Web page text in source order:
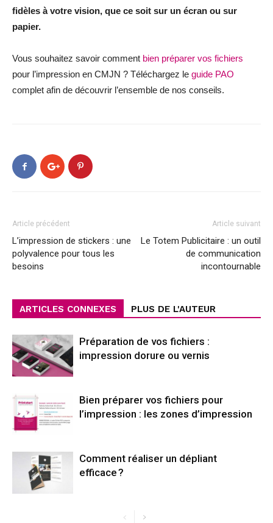
fidèles à votre vision, que ce soit sur un écran ou sur
papier.
Vous souhaitez savoir comment bien préparer vos fichiers
pour l’impression en CMJN ? Téléchargez le guide PAO
complet afin de découvrir l’ensemble de nos conseils.
Article précédent
L’impression de stickers : une
polyvalence pour tous les
besoins
Article suivant
Le Totem Publicitaire : un outil
de communication
incontournable
ARTICLES CONNEXES PLUS DE L'AUTEUR
Préparation de vos fichiers :
impression dorure ou vernis
Bien préparer vos fichiers pour
l’impression : les zones d’impression
Comment réaliser un dépliant
efficace ?